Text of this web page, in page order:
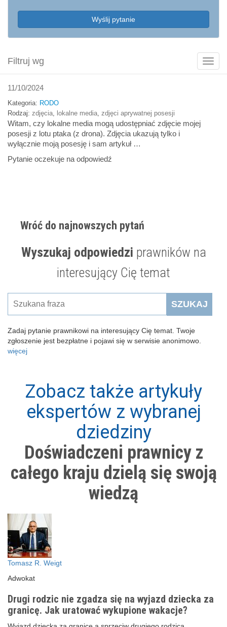
Wyszukaj odpowiedzi prawników na
interesujący Cię temat
SZUKAJ
Zadaj pytanie prawnikowi na interesujący Cię temat. Twoje
zgłoszenie jest bezpłatne i pojawi się w serwisie anonimowo.
więcej
Pokaż
filtry
Filtruj wg
Wyślij pytanie
11/10/2024
Kategoria: RODO
Rodzaj: zdjęcia lokalne media zdjęci aprywatnej posesji
Witam, czy lokalne media mogą udostępniać zdjęcie mojej
posesji z lotu ptaka (z drona). Zdjęcia ukazują tylko i
wyłącznie moją posesję i sam artykuł …
Pytanie oczekuje na odpowiedź
Wróć do najnowszych pytań
Zobacz także artykuły
ekspertów z wybranej
dziedziny
Doświadczeni prawnicy z
całego kraju dzielą się swoją
wiedzą
Tomasz R. Weigt
Adwokat
Drugi rodzic nie zgadza się na wyjazd dziecka za
granicę. Jak uratować wykupione wakacje?